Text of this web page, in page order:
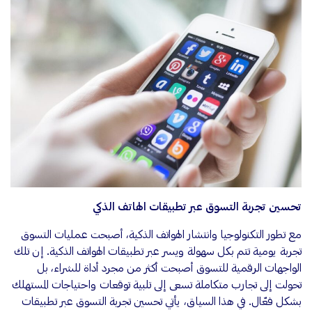
تحسين تجربة التسوق عبر تطبيقات الهاتف الذكي
مع تطور التكنولوجيا وانتشار الهواتف الذكية، أصبحت عمليات التسوق
تجربة يومية تتم بكل سهولة ويسر عبر تطبيقات الهواتف الذكية. إن تلك
الواجهات الرقمية للتسوق أصبحت أكثر من مجرد أداة للشراء، بل
تحولت إلى تجارب متكاملة تسعى إلى تلبية توقعات واحتياجات المستهلك
بشكل فعّال. في هذا السياق، يأتي تحسين تجربة التسوق عبر تطبيقات